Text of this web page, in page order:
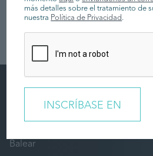
Inscripción en el boletín de
Balear
más detalles sobre el tratamiento de
nuestra Política de Privacidad.